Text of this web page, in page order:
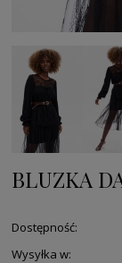
BLUZKA
Dostępność:
Wysyłka w: